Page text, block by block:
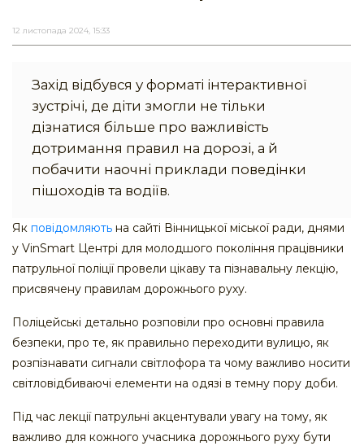
12 листопада 2024, 15:33
Захід відбувся у форматі інтерактивної
зустрічі, де діти змогли не тільки
дізнатися більше про важливість
дотримання правил на дорозі, а й
побачити наочні приклади поведінки
пішоходів та водіїв.
Як повідомляють на сайті Вінницької міської ради, днями
у VinSmart Центрі для молодшого покоління працівники
патрульної поліції провели цікаву та пізнавальну лекцію,
присвячену правилам дорожнього руху.
Поліцейські детально розповіли про основні правила
безпеки, про те, як правильно переходити вулицю, як
розпізнавати сигнали світлофора та чому важливо носити
світловідбиваючі елементи на одязі в темну пору доби.
Під час лекції патрульні акцентували увагу на тому, як
важливо для кожного учасника дорожнього руху бути